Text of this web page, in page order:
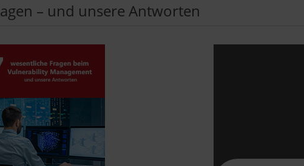
– und unsere Antworten